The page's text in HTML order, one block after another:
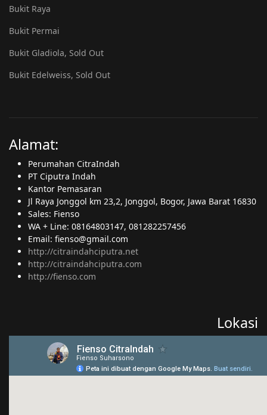
Bukit Raya
Bukit Permai
Bukit Gladiola, Sold Out
Bukit Edelweiss, Sold Out
Alamat:
Perumahan CitraIndah
PT Ciputra Indah
Kantor Pemasaran
Jl Raya Jonggol km 23,2, Jonggol, Bogor, Jawa Barat 16830
Sales: Fienso
WA + Line: 08164803147, 081282257456
Email: fienso@gmail.com
http://citraindahciputra.net
http://citraindahciputra.com
http://fienso.com
Lokasi